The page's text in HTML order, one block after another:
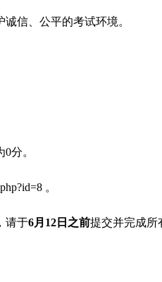
诚信、公平的考试环境。
0分。
。
请于6月 12 日之前提交并完成所